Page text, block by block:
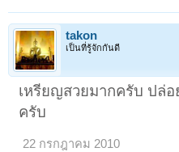
takon
เป็นที่รู้จักกันดี
เหรียญสวยมากครับ ปล่อ
ครับ
22 กรกฎาคม 2010